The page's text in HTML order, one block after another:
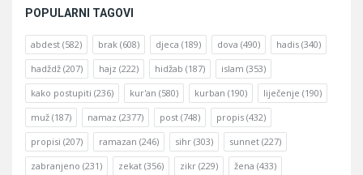
POPULARNI TAGOVI
abdest (582) brak (608) djeca (189) dova (490) hadis (340)
hadždž (207) hajz (222) hidžab (187) islam (353)
kako postupiti (236) kur'an (580) kurban (190) liječenje (190)
muž (187) namaz (2377) post (748) propis (432)
propisi (207) ramazan (246) sihr (303) sunnet (227)
zabranjeno (231) zekat (356) zikr (229) žena (433)